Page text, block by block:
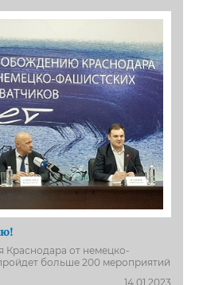
от немецко-
больше 200 мероприятий
14.01.2023